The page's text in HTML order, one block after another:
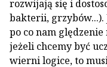
rozwijają się i
bakterii, grzybów...).
po co nam
jeżeli chcemy być
wierni logice, to